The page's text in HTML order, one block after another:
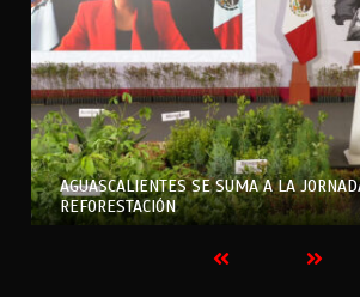
AGUASCALIENTES SE SUMA A LA
REFORESTACIÓN